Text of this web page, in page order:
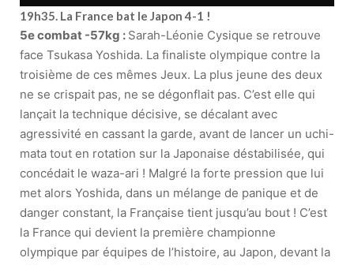
19h35. La France bat le Japon 4-1 !
5e combat -57kg : Sarah-Léonie Cysique se retrouve
face Tsukasa Yoshida. La finaliste olympique contre la
troisième de ces mêmes Jeux. La plus jeune des deux
ne se crispait pas, ne se dégonflait pas. C’est elle qui
lançait la technique décisive, se décalant avec
agressivité en cassant la garde, avant de lancer un uchi-
mata tout en rotation sur la Japonaise déstabilisée, qui
concédait le waza-ari ! Malgré la forte pression que lui
met alors Yoshida, dans un mélange de panique et de
danger constant, la Française tient jusqu’au bout ! C’est
la France qui devient la première championne
olympique par équipes de l’histoire, au Japon, devant la